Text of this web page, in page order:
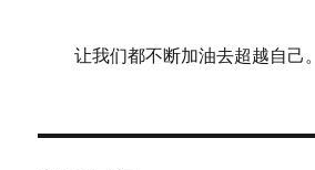
让我们都不断加油去超越自己。